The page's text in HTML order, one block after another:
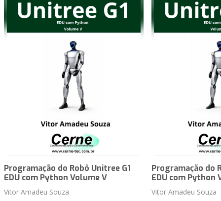
Programação do Robô Unitree G1
EDU com Python Volume V
Vitor Amadeu Souza
Programação do
EDU com Python
Vitor Amadeu Souza